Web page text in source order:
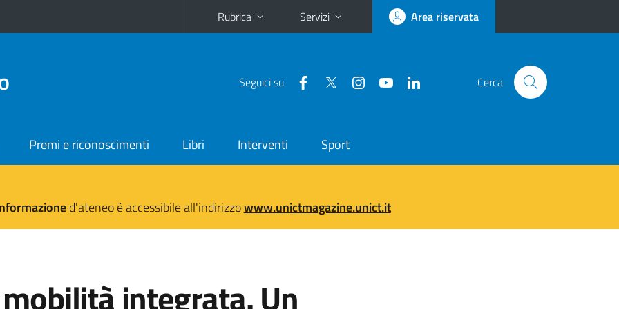
Rubrica Servizi Area riservata
Seguici su Cerca
Premi e riconoscimenti Libri Interventi Sport
d'ateneo è accessibile all'indirizzowww.unictmagazine.unict.it
integrata. Un